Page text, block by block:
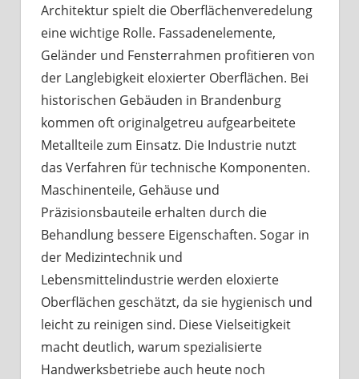
Architektur spielt die Oberflächenveredelung
eine wichtige Rolle. Fassadenelemente,
Geländer und Fensterrahmen profitieren von
der Langlebigkeit eloxierter Oberflächen. Bei
historischen Gebäuden in Brandenburg
kommen oft originalgetreu aufgearbeitete
Metallteile zum Einsatz. Die Industrie nutzt
das Verfahren für technische Komponenten.
Maschinenteile, Gehäuse und
Präzisionsbauteile erhalten durch die
Behandlung bessere Eigenschaften. Sogar in
der Medizintechnik und
Lebensmittelindustrie werden eloxierte
Oberflächen geschätzt, da sie hygienisch und
leicht zu reinigen sind. Diese Vielseitigkeit
macht deutlich, warum spezialisierte
Handwerksbetriebe auch heute noch